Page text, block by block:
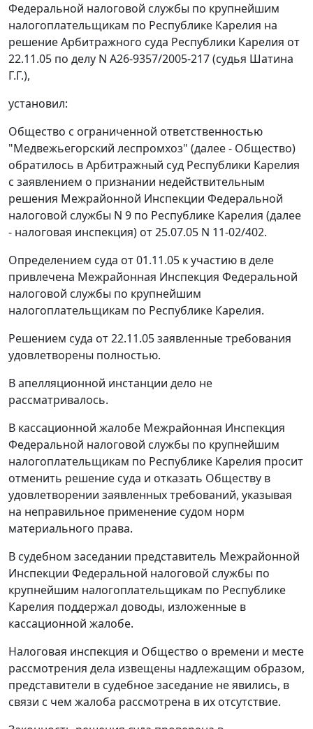
Федеральной налоговой службы по крупнейшим
налогоплательщикам по Республике Карелия на
решение Арбитражного суда Республики Карелия от
22.11.05 по делу N А26-9357/2005-217 (судья Шатина
Г.Г.),
установил:
Общество с ограниченной ответственностью
"Медвежьегорский леспромхоз" (далее - Общество)
обратилось в Арбитражный суд Республики Карелия
с заявлением о признании недействительным
решения Межрайонной Инспекции Федеральной
налоговой службы N 9 по Республике Карелия (далее
- налоговая инспекция) от 25.07.05 N 11-02/402.
Определением суда от 01.11.05 к участию в деле
привлечена Межрайонная Инспекция Федеральной
налоговой службы по крупнейшим
налогоплательщикам по Республике Карелия.
Решением суда от 22.11.05 заявленные требования
удовлетворены полностью.
В апелляционной инстанции дело не
рассматривалось.
В кассационной жалобе Межрайонная Инспекция
Федеральной налоговой службы по крупнейшим
налогоплательщикам по Республике Карелия просит
отменить решение суда и отказать Обществу в
удовлетворении заявленных требований, указывая
на неправильное применение судом норм
материального права.
В судебном заседании представитель Межрайонной
Инспекции Федеральной налоговой службы по
крупнейшим налогоплательщикам по Республике
Карелия поддержал доводы, изложенные в
кассационной жалобе.
Налоговая инспекция и Общество о времени и месте
рассмотрения дела извещены надлежащим образом,
представители в судебное заседание не явились, в
связи с чем жалоба рассмотрена в их отсутствие.